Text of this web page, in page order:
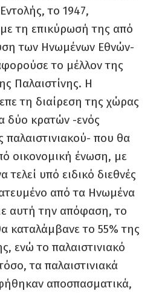
το 1947,
τη επικύρωσή της από
των Ηνωμένων Εθνών-
το μέλλον της
Παλαιστίνης. Η
τη διαίρεση της χώρας
δύο κρατών -ενός
παλαιστινιακού- που θα
οικονομική ένωση, με
τελεί υπό ειδικό διεθνές
από τα Ηνωμένα
αυτή την απόφαση, το
καταλάμβανε το 55% της
ενώ το παλαιστινιακό
τα παλαιστινιακά
αποσπασματικά,